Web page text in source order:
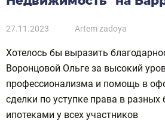
27.11.2023 Аrtem zadoya
Хотелось бы выразить
Воронцовой Ольге за высокий
профессионализма и помощь в
сделки по уступке права в разных
ипотеками у всех участников